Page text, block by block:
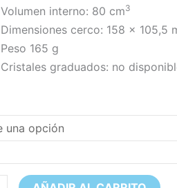
Volumen interno: 80 cm3
Dimensiones cerco: 158 x 105,5
Peso 165 g
Cristales graduados: no